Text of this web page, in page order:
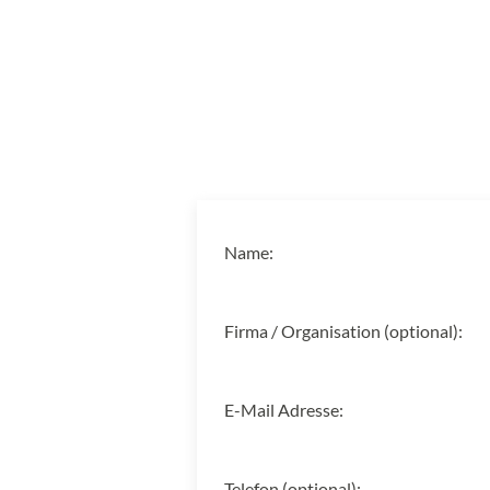
Name:
Firma / Organisation (optional):
E-Mail Adresse: